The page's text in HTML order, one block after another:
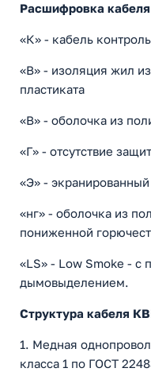
Расшифровка
«К» - кабель
«В» - изоляция жил
пластиката
«В» - оболочка из
«Г» - отсутствие
«Э» - экранированный
«нг» - оболочка из
пониженной
«LS» - Low Smoke - с
дымовыделением.
Структура кабеля
1. Медная
класса 1 по ГОСТ